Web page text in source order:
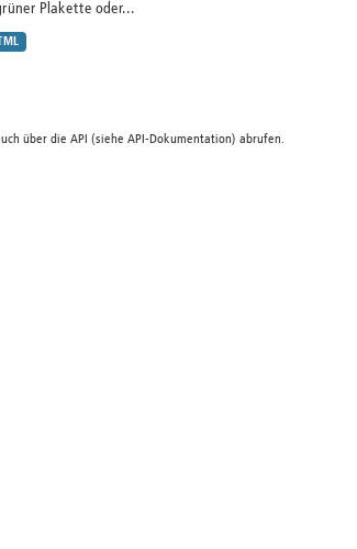
Plakette oder...
über die API (siehe API-Dokumentation) abrufen.